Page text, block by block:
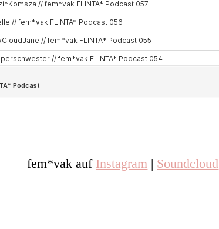
fem*vak auf Instagram | Soundcloud